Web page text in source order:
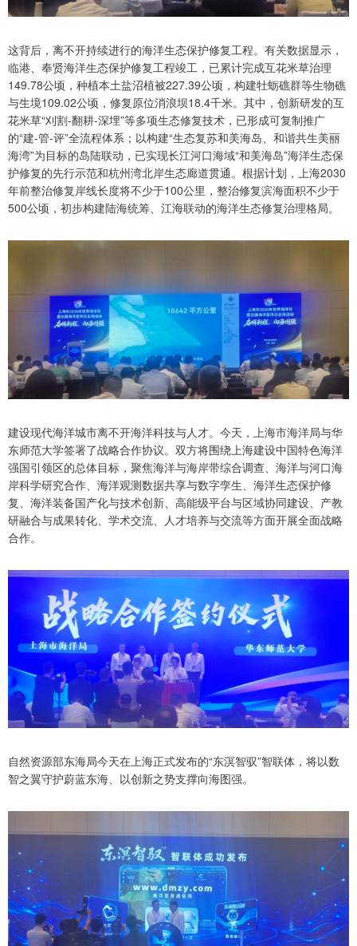
这背后，离不开持续进行的海洋生态保护修复工程。有关数据显示，
临港、奉贤海洋生态保护修复工程竣工，已累计完成互花米草治理
149.78公顷，种植本土盐沼植被227.39公顷，构建牡蛎礁群等生物礁
与生境109.02公顷，修复原位消浪坝18.4千米。其中，创新研发的互
花米草“刈割-翻耕-深埋”等多项生态修复技术，已形成可复制推广
的“建-管-评”全流程体系；以构建“生态复苏和美海岛、和谐共生美丽
海湾”为目标的岛陆联动，已实现长江河口海域“和美海岛”海洋生态保
护修复的先行示范和杭州湾北岸生态廊道贯通。根据计划，上海2030
年前整治修复岸线长度将不少于100公里，整治修复滨海面积不少于
500公顷，初步构建陆海统筹、江海联动的海洋生态修复治理格局。
建设现代海洋城市离不开海洋科技与人才。今天，上海市海洋局与华
东师范大学签署了战略合作协议。双方将围绕上海建设中国特色海洋
强国引领区的总体目标，聚焦海洋与海岸带综合调查、海洋与河口海
岸科学研究合作、海洋观测数据共享与数字孪生、海洋生态保护修
复、海洋装备国产化与技术创新、高能级平台与区域协同建设、产教
研融合与成果转化、学术交流、人才培养与交流等方面开展全面战略
合作。
自然资源部东海局今天在上海正式发布的“东溟智驭”智联体，将以数
智之翼守护蔚蓝东海、以创新之势支撑向海图强。